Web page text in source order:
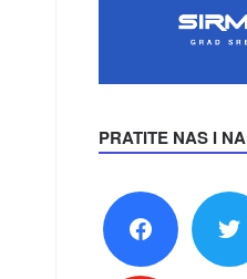
PRATITE NAS I NA
facebook twitter